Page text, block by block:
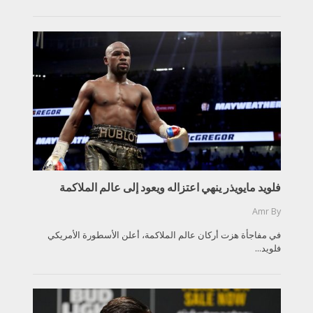
فلويد مايويذر ينهي اعتزاله ويعود إلى عالم الملاكمة
By
Amr
في مفاجأة هزت أركان عالم الملاكمة، أعلن الأسطورة الأمريكي
فلويد...